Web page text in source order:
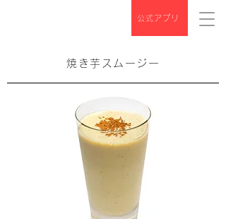
公式アプリ
焼き芋スムージー